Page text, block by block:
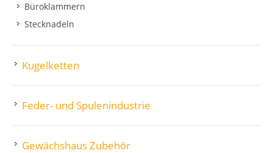
Büroklammern
Stecknadeln
Kugelketten
Feder- und Spulenindustrie
Gewächshaus Zubehör